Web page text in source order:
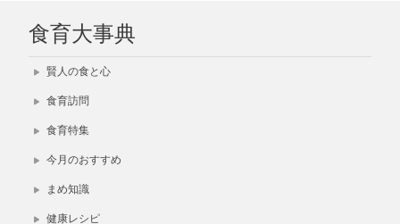
食育大事典
賢人の食と心
食育訪問
食育特集
今月のおすすめ
まめ知識
健康レシピ